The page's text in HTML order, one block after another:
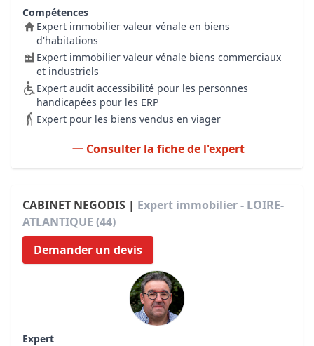
Compétences
Expert immobilier valeur vénale en biens
d'habitations
Expert immobilier valeur vénale biens commerciaux
et industriels
Expert audit accessibilité pour les personnes
handicapées pour les ERP
Expert pour les biens vendus en viager
Consulter la fiche de l'expert
CABINET NEGODIS | Expert immobilier - LOIRE-
ATLANTIQUE (44)
Demander un devis
Expert